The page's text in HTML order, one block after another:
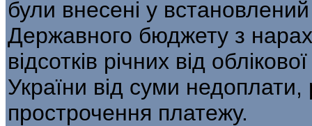
були внесені у
Державного бюджету з
відсотків річних від
України від суми
прострочення платежу.